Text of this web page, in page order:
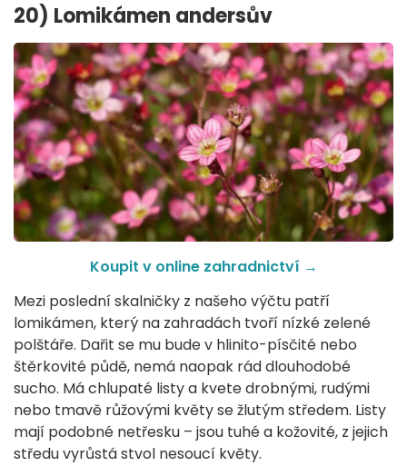
20) Lomikámen andersův
Koupit v online zahradnictví →
Mezi poslední skalničky z našeho výčtu patří
lomikámen, který na zahradách tvoří nízké zelené
polštáře. Dařit se mu bude v hlinito-písčité nebo
štěrkovité půdě, nemá naopak rád dlouhodobé
sucho. Má chlupaté listy a kvete drobnými, rudými
nebo tmavě růžovými květy se žlutým středem. Listy
mají podobné netřesku – jsou tuhé a kožovité, z jejich
středu vyrůstá stvol nesoucí květy.